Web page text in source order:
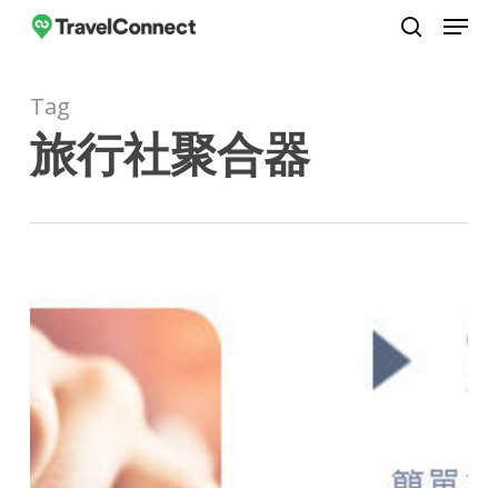
Skip
content
Menu
Tag
旅行社聚合器